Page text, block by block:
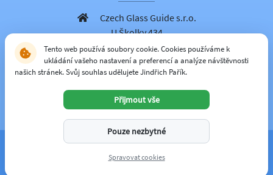
Czech Glass Guide s.r.o.
U Školky 434
251 69 Velké Popovice
605 262 179
CZECH GLASS GUIDE
© 2026 -czechglassguide.cz
Tento web používá soubory cookie. Cookies používáme k
ukládání vašeho nastavení a preferencí a analýze návštěvnosti
našich stránek. Svůj souhlas udělujete Jindřich Pařík.
Přijmout vše
Pouze nezbytné
Spravovat cookies